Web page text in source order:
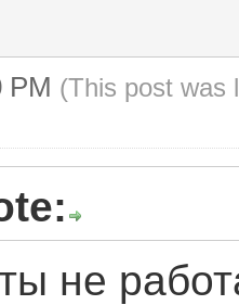
PM (This post was
не